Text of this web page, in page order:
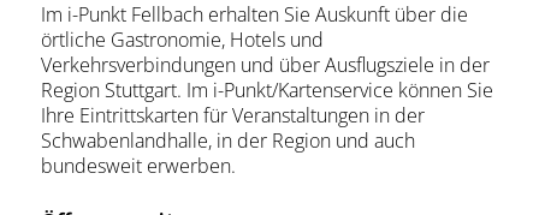
Im i-Punkt Fellbach erhalten Sie Auskunft über die
örtliche Gastronomie, Hotels und
Verkehrsverbindungen und über Ausflugsziele in der
Region Stuttgart. Im i-Punkt/Kartenservice können Sie
Ihre Eintrittskarten für Veranstaltungen in der
Schwabenlandhalle, in der Region und auch
bundesweit erwerben.